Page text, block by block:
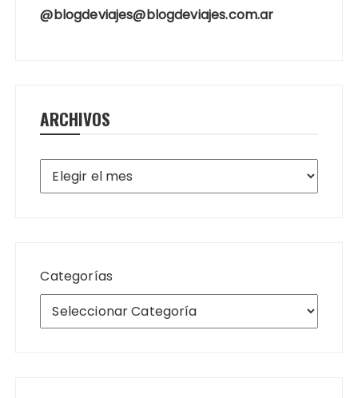
@blogdeviajes@blogdeviajes.com.ar
ARCHIVOS
Archivos
Categorías